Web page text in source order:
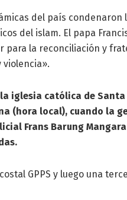
del país condenaron
del islam. El papa
para la reconciliación y
violencia».
iglesia católica de Santa
(hora local), cuando la
Frans Barung
GPPS y luego una